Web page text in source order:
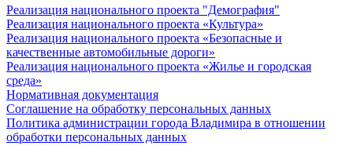
Реализация национального проекта "Демография"
Реализация национального проекта «Культура»
Реализация национального проекта «Безопасные и
качественные автомобильные дороги»
Реализация национального проекта «Жилье и городская
среда»
Нормативная документация
Соглашение на обработку персональных данных
Политика администрации города Владимира в отношении
обработки персональных данных